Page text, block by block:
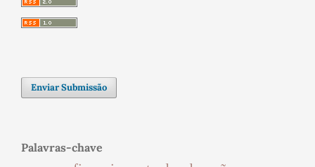
Enviar Submissão
Palavras-chave